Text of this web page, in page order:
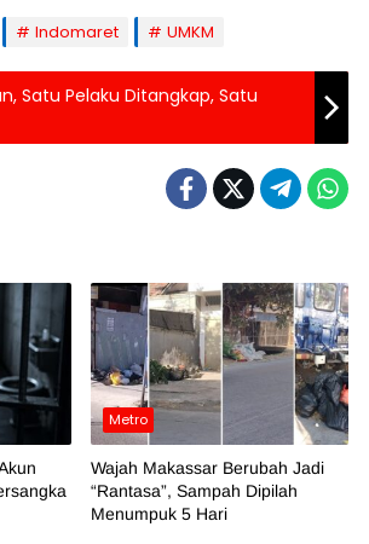
Indomaret UMKM
Satu Pelaku Ditangkap, Satu
Metro
Wajah Makassar Berubah Jadi
“Rantasa”, Sampah Dipilah
Menumpuk 5 Hari